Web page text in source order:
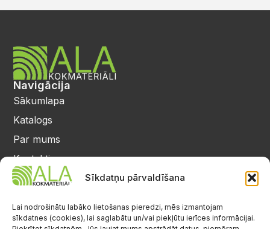
Sīkdatņu pārvaldīšana
Lai nodrošinātu labāko lietošanas pieredzi, mēs izmantojam
sīkdatnes (cookies), lai saglabātu un/vai piekļūtu ierīces informācijai.
Navigācija
Sākumlapa
Katalogs
Par mums
Kontakti
Privātuma politika
25 64 17 98
info@alalignea.lv